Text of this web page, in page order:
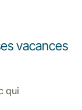
vacances
qui